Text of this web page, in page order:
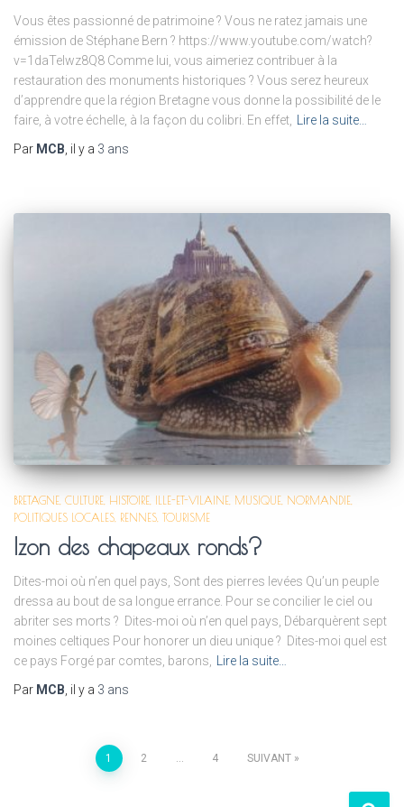
Vous êtes passionné de patrimoine ? Vous ne ratez jamais une
émission de Stéphane Bern ? https://www.youtube.com/watch?
v=1daTelwz8Q8 Comme lui, vous aimeriez contribuer à la
restauration des monuments historiques ? Vous serez heureux
d’apprendre que la région Bretagne vous donne la possibilité de le
faire, à votre échelle, à la façon du colibri. En effet,
Lire la suite…
Par MCB , il y a 3 ans
BRETAGNE CULTURE HISTOIRE ILLE-ET-VILAINE MUSIQUE NORMANDIE
POLITIQUES LOCALES RENNES TOURISME
Izon des chapeaux ronds?
Dites-moi où n’en quel pays, Sont des pierres levées Qu’un peuple
dressa au bout de sa longue errance. Pour se concilier le ciel ou
abriter ses morts ? Dites-moi où n’en quel pays, Débarquèrent sept
moines celtiques Pour honorer un dieu unique ? Dites-moi quel est
ce pays Forgé par comtes, barons,
Lire la suite…
Par MCB , il y a 3 ans
1 2 4 SUIVANT